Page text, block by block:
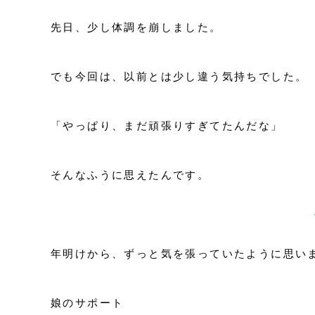
先日、少し体調を崩しました。
でも今回は、以前とは少し違う気持ちでした。
「やっぱり、まだ頑張りすぎてたんだな」
そんなふうに思えたんです。
年明けから、ずっと気を張っていたように思い
娘のサポート